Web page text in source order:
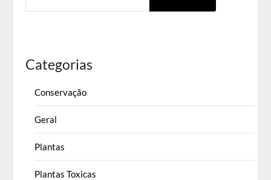
Categorias
Conservação
Geral
Plantas
Plantas Toxicas